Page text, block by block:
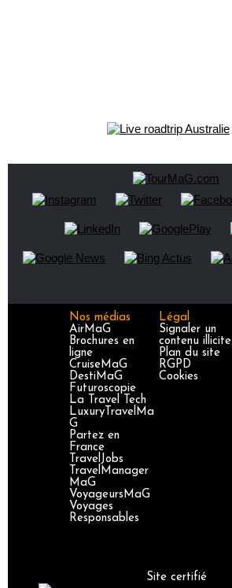
Nos médias
AirMaG
Brochures en
ligne
CruiseMaG
DestiMaG
Futuroscopie
La Travel Tech
LuxuryTravelMa
G
Partez en
France
TravelJobs
TravelManager
MaG
VoyageursMaG
Voyages
Responsables
Légal
Signaler un
contenu illicite
Plan du site
RGPD
Cookies
Site certifié